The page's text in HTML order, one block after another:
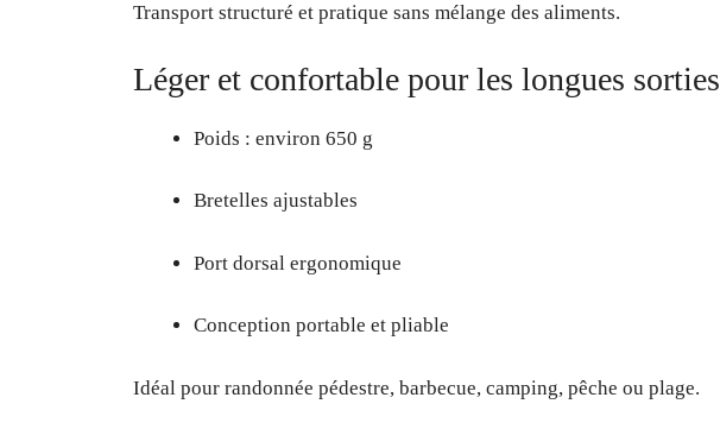
Transport structuré et pratique sans mélange des aliments.
Léger et confortable pour les longues sorties
Poids : environ 650 g
Bretelles ajustables
Port dorsal ergonomique
Conception portable et pliable
Idéal pour randonnée pédestre, barbecue, camping, pêche ou plage.